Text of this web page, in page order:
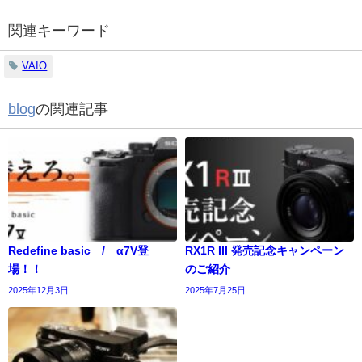
関連キーワード
VAIO
blogの関連記事
Redefine basic / α7V登
場！！
2025年12月3日
RX1R III 発売記念キャンペーン
のご紹介
2025年7月25日